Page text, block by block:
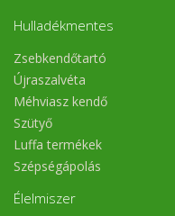
Hulladékmentes
Zsebkendőtartó
Újraszalvéta
Méhviasz kendő
Szütyő
Luffa termékek
Szépségápolás
Élelmiszer